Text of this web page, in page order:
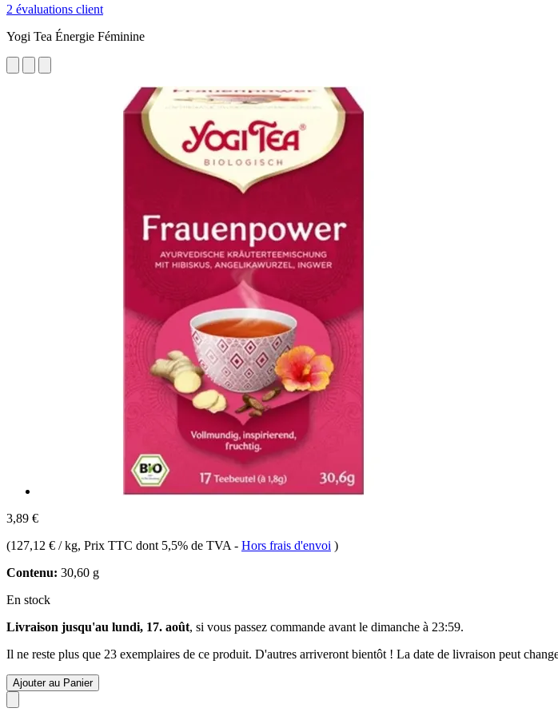
2 évaluations client
Yogi Tea Énergie Féminine
3,89 €
(127,12 € / kg, Prix TTC dont 5,5% de TVA - Hors frais d'envoi )
Contenu: 30,60 g
En stock
Livraison jusqu'au lundi, 17. août, si vous passez commande avant le dimanche à 23:59.
Il ne reste plus que 23 exemplaires de ce produit. D'autres arriveront bientôt ! La date de livraison peut
Ajouter au Panier